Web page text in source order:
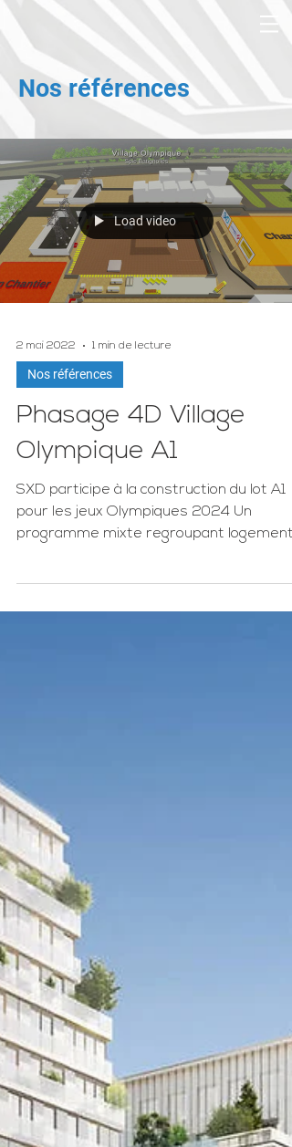
Nos références
Load video
2 mai 2022 1 min de lecture
Nos références
Phasage 4D Village
Olympique A1
SXD participe à la construction du lot A1
pour les jeux Olympiques 2024 Un
programme mixte regroupant